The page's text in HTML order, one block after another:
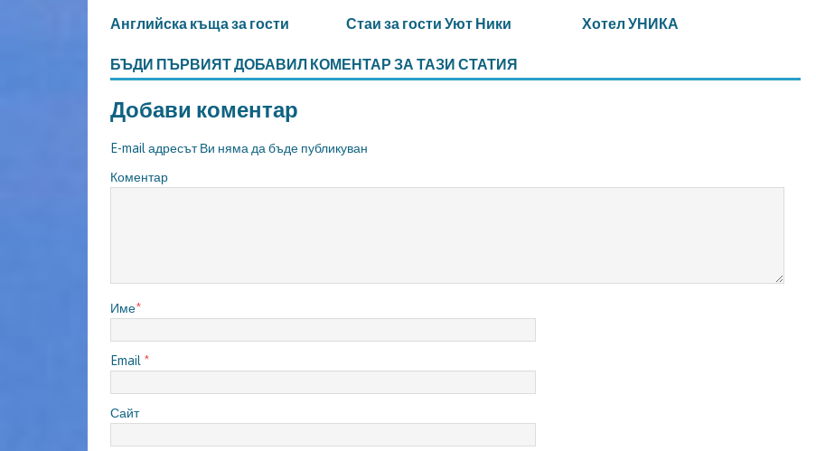
Английска къща за гости Стаи за гости Уют Ники Хотел УНИКА
БЪДИ ПЪРВИЯТ ДОБАВИЛ КОМЕНТАР ЗА ТАЗИ СТАТИЯ
Добави коментар
E-mail адресът Ви няма да бъде публикуван
Коментар
Име*
Email *
Сайт